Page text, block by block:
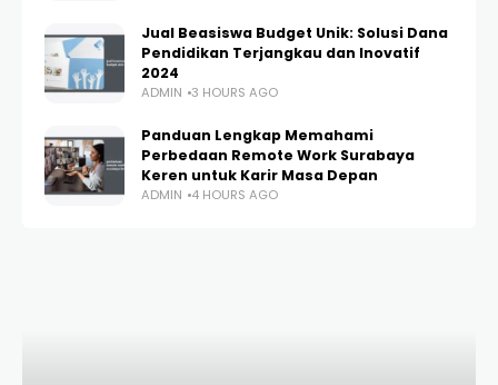
Jual Beasiswa Budget Unik: Solusi Dana
Pendidikan Terjangkau dan Inovatif
2024
ADMIN 3 HOURS AGO
Panduan Lengkap Memahami
Perbedaan Remote Work Surabaya
Keren untuk Karir Masa Depan
ADMIN 4 HOURS AGO